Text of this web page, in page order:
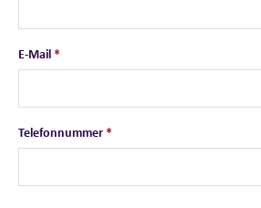
E-Mail *
Telefonnummer *